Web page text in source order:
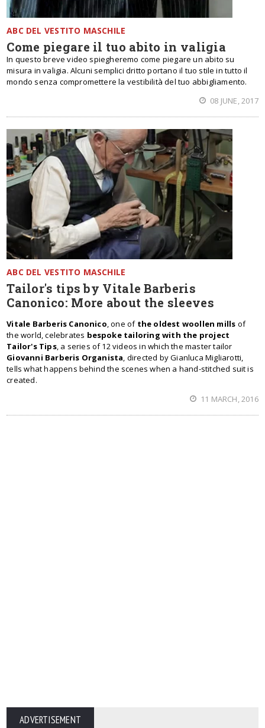
ABC DEL VESTITO MASCHILE
Come piegare il tuo abito in valigia
In questo breve video spiegheremo come piegare un abito su
misura in valigia. Alcuni semplici dritto portano il tuo stile in tutto il
mondo senza compromettere la vestibilità del tuo abbigliamento.
08 JUNE, 2017
ABC DEL VESTITO MASCHILE
Tailor's tips by Vitale Barberis
Canonico: More about the sleeves
Vitale Barberis Canonico, one of the oldest woollen mills of
the world, celebrates bespoke tailoring with the project
Tailor's Tips, a series of 12 videos in which the master tailor
Giovanni Barberis Organista, directed by Gianluca Migliarotti,
tells what happens behind the scenes when a hand-stitched suit is
created.
11 MARCH, 2016
ADVERTISEMENT